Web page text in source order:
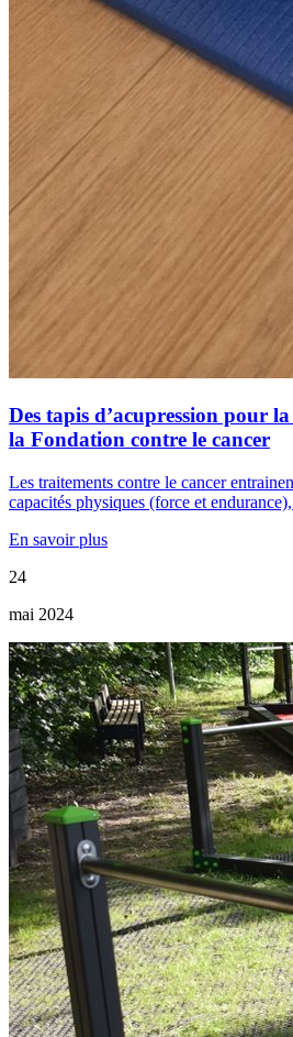
Des tapis d’acupression pour
la Fondation contre le cancer
Les traitements contre le cancer
capacités physiques (force et
En savoir plus
24
mai 2024